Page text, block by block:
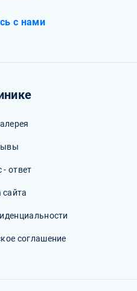
с нами
- ответ
сайта
соглашение